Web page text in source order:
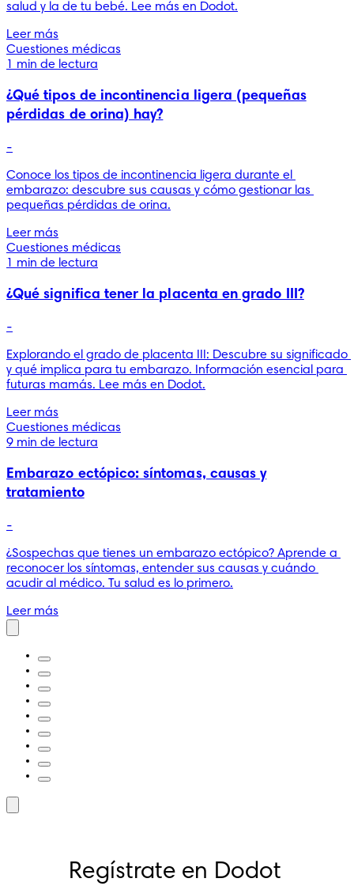
salud y la de tu bebé. Lee más en Dodot.
Leer más
Cuestiones médicas
1 min de lectura
¿Qué tipos de incontinencia ligera (pequeñas
pérdidas de orina) hay?
-
Conoce los tipos de incontinencia ligera durante el
embarazo: descubre sus causas y cómo gestionar las
pequeñas pérdidas de orina.
Leer más
Cuestiones médicas
1 min de lectura
¿Qué significa tener la placenta en grado III?
-
Explorando el grado de placenta III: Descubre su significado
y qué implica para tu embarazo. Información esencial para
futuras mamás. Lee más en Dodot.
Leer más
Cuestiones médicas
9 min de lectura
Embarazo ectópico: síntomas, causas y
tratamiento
-
¿Sospechas que tienes un embarazo ectópico? Aprende a
reconocer los síntomas, entender sus causas y cuándo
acudir al médico. Tu salud es lo primero.
Leer más
Regístrate en Dodot